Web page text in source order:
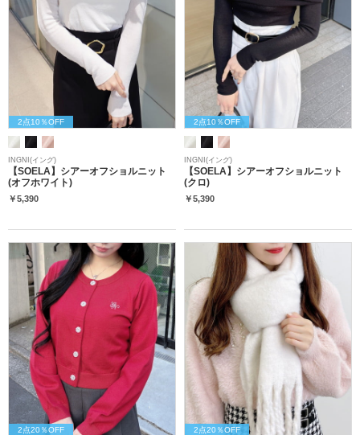
2点10％OFF
INGNI(イング)
【SOELA】シアーオフショルニット
(オフホワイト)
￥5,390
2点10％OFF
INGNI(イング)
【SOELA】シアーオフショルニット
(クロ)
￥5,390
2点20％OFF 2点20％OFF